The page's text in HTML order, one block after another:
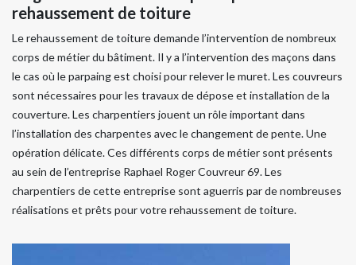
rehaussement de toiture
Le rehaussement de toiture demande l’intervention de nombreux
corps de métier du bâtiment. Il y a l’intervention des maçons dans
le cas où le parpaing est choisi pour relever le muret. Les couvreurs
sont nécessaires pour les travaux de dépose et installation de la
couverture. Les charpentiers jouent un rôle important dans
l’installation des charpentes avec le changement de pente. Une
opération délicate. Ces différents corps de métier sont présents
au sein de l’entreprise Raphael Roger Couvreur 69. Les
charpentiers de cette entreprise sont aguerris par de nombreuses
réalisations et prêts pour votre rehaussement de toiture.